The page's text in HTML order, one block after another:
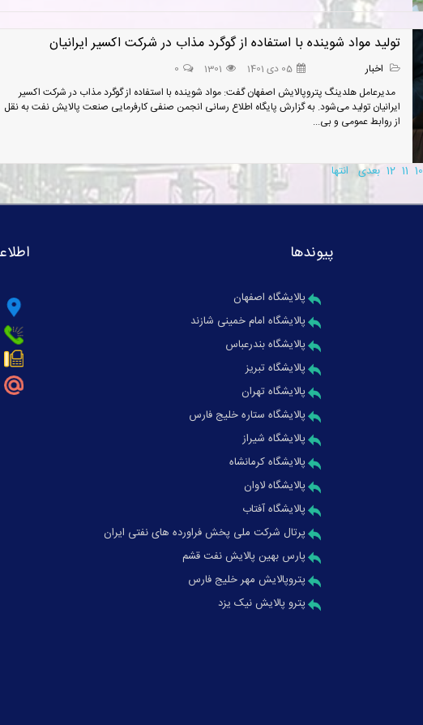
تولید مواد شوینده با استفاده از گوگرد مذاب در شرکت اکسیر ایرانیان
اخبار 05 دی 1401 1301
0
مدیرعامل هلدینگ پتروپالایش اصفهان گفت: مواد شوینده با استفاده از گوگرد مذاب در شرکت اکسیر
ایرانیان تولید می‌شود. به گزارش پایگاه اطلاع رسانی انجمن صنفی کارفرمایی صنعت پالایش نفت به نقل
از روابط عمومی و بی...
10
11
12 بعدی انتها
پیوندها
پالایشگاه اصفهان
پالایشگاه امام خمینی شازند
پالایشگاه بندرعباس
پالایشگاه تبریز
پالایشگاه تهران
پالایشگاه ستاره خلیج فارس
پالایشگاه شیراز
پالایشگاه کرمانشاه
پالایشگاه لاوان
پالایشگاه آفتاب
پرتال شرکت ملی پخش فراورده های نفتی ایران
پارس بهین پالایش نفت قشم
پتروپالایش مهر خلیج فارس
پترو پالایش نیک یزد